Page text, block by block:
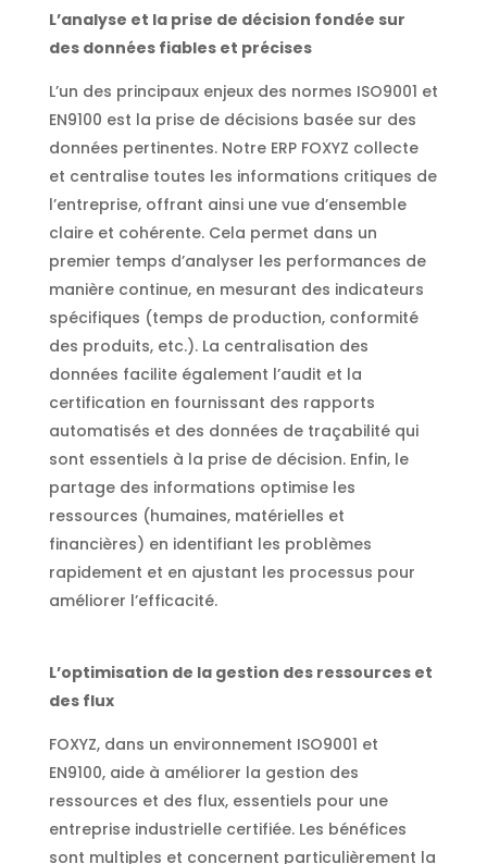
L’analyse et la prise de décision fondée sur
des données fiables et précises
L’un des principaux enjeux des normes ISO9001 et
EN9100 est la prise de décisions basée sur des
données pertinentes. Notre ERP FOXYZ collecte
et centralise toutes les informations critiques de
l’entreprise, offrant ainsi une vue d’ensemble
claire et cohérente. Cela permet dans un
premier temps d’analyser les performances de
manière continue, en mesurant des indicateurs
spécifiques (temps de production, conformité
des produits, etc.). La centralisation des
données facilite également l’audit et la
certification en fournissant des rapports
automatisés et des données de traçabilité qui
sont essentiels à la prise de décision. Enfin, le
partage des informations optimise les
ressources (humaines, matérielles et
financières) en identifiant les problèmes
rapidement et en ajustant les processus pour
améliorer l’efficacité.
L’optimisation de la gestion des ressources et
des flux
FOXYZ, dans un environnement ISO9001 et
EN9100, aide à améliorer la gestion des
ressources et des flux, essentiels pour une
entreprise industrielle certifiée. Les bénéfices
sont multiples et concernent particulièrement la